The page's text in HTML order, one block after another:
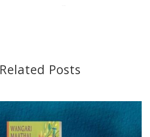
Related Posts